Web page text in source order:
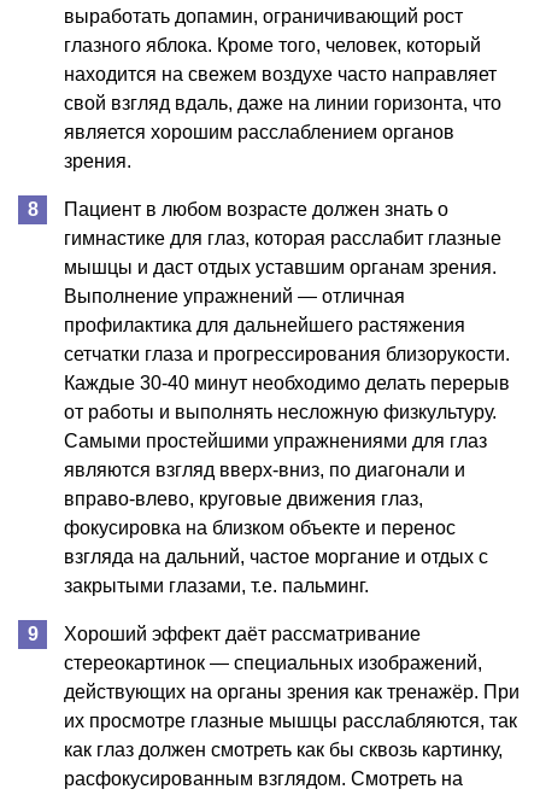
выработать допамин, ограничивающий рост
глазного яблока. Кроме того, человек, который
находится на свежем воздухе часто направляет
свой взгляд вдаль, даже на линии горизонта, что
является хорошим расслаблением органов
зрения.
Пациент в любом возрасте должен знать о
гимнастике для глаз, которая расслабит глазные
мышцы и даст отдых уставшим органам зрения.
Выполнение упражнений — отличная
профилактика для дальнейшего растяжения
сетчатки глаза и прогрессирования близорукости.
Каждые 30-40 минут необходимо делать перерыв
от работы и выполнять несложную физкультуру.
Самыми простейшими упражнениями для глаз
являются взгляд вверх-вниз, по диагонали и
вправо-влево, круговые движения глаз,
фокусировка на близком объекте и перенос
взгляда на дальний, частое моргание и отдых с
закрытыми глазами, т.е. пальминг.
Хороший эффект даёт рассматривание
стереокартинок — специальных изображений,
действующих на органы зрения как тренажёр. При
их просмотре глазные мышцы расслабляются, так
как глаз должен смотреть как бы сквозь картинку,
расфокусированным взглядом. Смотреть на